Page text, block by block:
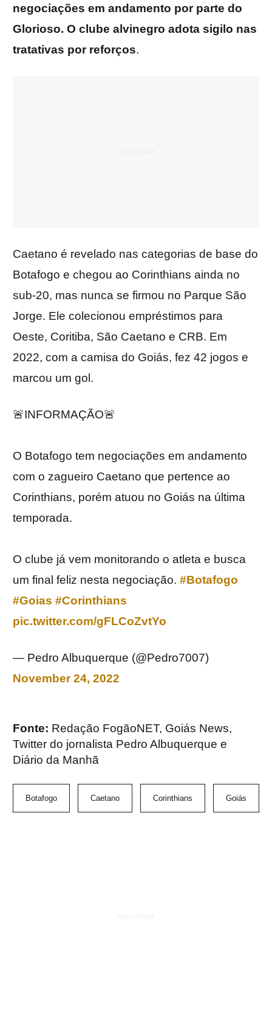
negociações em andamento por parte do
Glorioso. O clube alvinegro adota sigilo nas
tratativas por reforços.
Caetano é revelado nas categorias de base do
Botafogo e chegou ao Corinthians ainda no
sub-20, mas nunca se firmou no Parque São
Jorge. Ele colecionou empréstimos para
Oeste, Coritiba, São Caetano e CRB. Em
2022, com a camisa do Goiás, fez 42 jogos e
marcou um gol.
🚨INFORMAÇÃO🚨
O Botafogo tem negociações em andamento
com o zagueiro Caetano que pertence ao
Corinthians, porém atuou no Goiás na última
temporada.
O clube já vem monitorando o atleta e busca
um final feliz nesta negociação. #Botafogo
#Goias #Corinthians
pic.twitter.com/gFLCoZvtYo
— Pedro Albuquerque (@Pedro7007)
November 24, 2022
Fonte: Redação FogãoNET, Goiás News,
Twitter do jornalista Pedro Albuquerque e
Diário da Manhã
Botafogo Caetano Corinthians Goiás